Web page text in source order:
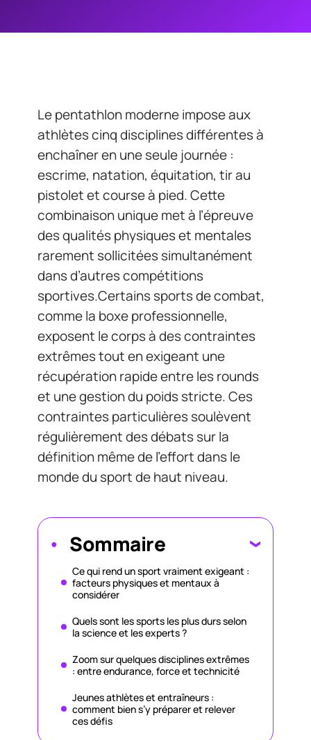
Le pentathlon moderne impose aux
athlètes cinq disciplines différentes à
enchaîner en une seule journée :
escrime, natation, équitation, tir au
pistolet et course à pied. Cette
combinaison unique met à l’épreuve
des qualités physiques et mentales
rarement sollicitées simultanément
dans d’autres compétitions
sportives.Certains sports de combat,
comme la boxe professionnelle,
exposent le corps à des contraintes
extrêmes tout en exigeant une
récupération rapide entre les rounds
et une gestion du poids stricte. Ces
contraintes particulières soulèvent
régulièrement des débats sur la
définition même de l’effort dans le
monde du sport de haut niveau.
Sommaire
Ce qui rend un sport vraiment exigeant :
facteurs physiques et mentaux à
considérer
Quels sont les sports les plus durs selon
la science et les experts ?
Zoom sur quelques disciplines extrêmes
: entre endurance, force et technicité
Jeunes athlètes et entraîneurs :
comment bien s’y préparer et relever
ces défis